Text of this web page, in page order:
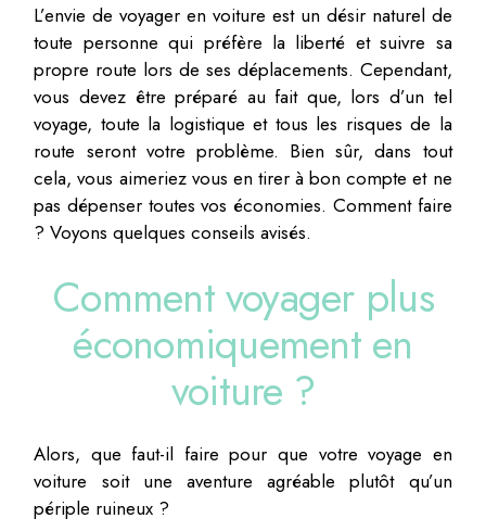
L’envie de voyager en voiture est un désir naturel de
toute personne qui préfère la liberté et suivre sa
propre route lors de ses déplacements. Cependant,
vous devez être préparé au fait que, lors d’un tel
voyage, toute la logistique et tous les risques de la
route seront votre problème. Bien sûr, dans tout
cela, vous aimeriez vous en tirer à bon compte et ne
pas dépenser toutes vos économies. Comment faire
? Voyons quelques conseils avisés.
Comment voyager plus
économiquement en
voiture ?
Alors, que faut-il faire pour que votre voyage en
voiture soit une aventure agréable plutôt qu’un
périple ruineux ?